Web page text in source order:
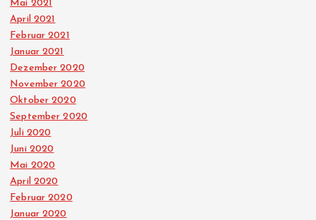
Mai 2021
April 2021
Februar 2021
Januar 2021
Dezember 2020
November 2020
Oktober 2020
September 2020
Juli 2020
Juni 2020
Mai 2020
April 2020
Februar 2020
Januar 2020